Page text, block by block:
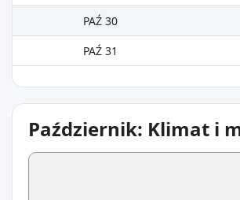
PAŹ 30
PAŹ 31
Październik: Klimat i